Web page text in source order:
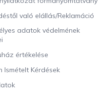
való elállás/Reklamáció
adatok védelmének
értékelése
Ismételt Kérdések